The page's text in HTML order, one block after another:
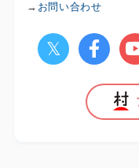
→ お問い合わせ